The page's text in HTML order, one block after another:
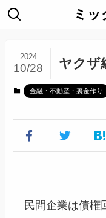
ミ
ヤクザ
2024
10/28
金融・不動産・裏金作り
民間企業は債権